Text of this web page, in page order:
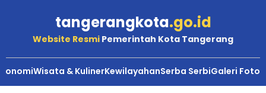
tangerangkota.go.id
Website Resmi Pemerintah Kota Tangerang
Wisata & KulinerKewilayahanSerba SerbiGaleri Foto